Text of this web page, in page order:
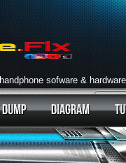
sofware & hardware